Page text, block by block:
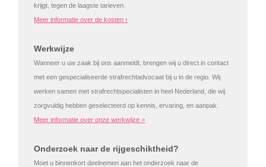
krijgt, tegen de laagste tarieven.
Meer informatie over de kosten ›
Werkwijze
Wanneer u uw zaak bij ons aanmeldt, brengen wij u direct in contact
met een gespecialiseerde strafrechtadvocaat bij u in de regio. Wij
werken samen met strafrechtspecialisten in heel Nederland, die wij
zorgvuldig hebben geselecteerd op kennis, ervaring, en aanpak.
Meer informatie over onze werkwijze >
Onderzoek naar de rijgeschiktheid?
Moet u binnenkort deelnemen aan het onderzoek naar de